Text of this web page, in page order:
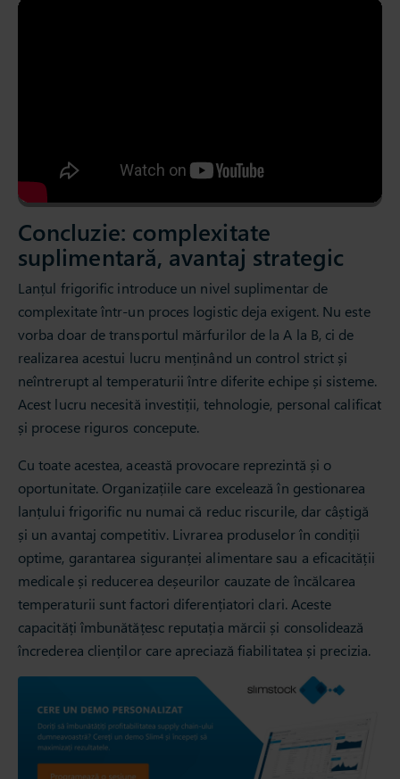
Concluzie: complexitate
suplimentară, avantaj strategic
Lanțul frigorific introduce un nivel suplimentar de
complexitate într-un proces logistic deja exigent. Nu este
vorba doar de transportul mărfurilor de la A la B, ci de
realizarea acestui lucru menținând un control strict și
neîntrerupt al temperaturii între diferite echipe și sisteme.
Acest lucru necesită investiții, tehnologie, personal calificat
și procese riguros concepute.
Cu toate acestea, această provocare reprezintă și o
oportunitate. Organizațiile care excelează în gestionarea
lanțului frigorific nu numai că reduc riscurile, dar câștigă
și un avantaj competitiv. Livrarea produselor în condiții
optime, garantarea siguranței alimentare sau a eficacității
medicale și reducerea deșeurilor cauzate de încălcarea
temperaturii sunt factori diferențiatori clari. Aceste
capacități îmbunătățesc reputația mărcii și consolidează
încrederea clienților care apreciază fiabilitatea și precizia.